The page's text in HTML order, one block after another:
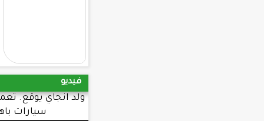
ولد انجاي يوقع. تعميما يحرم طلب شراء
سيارات باهظة. الثمن